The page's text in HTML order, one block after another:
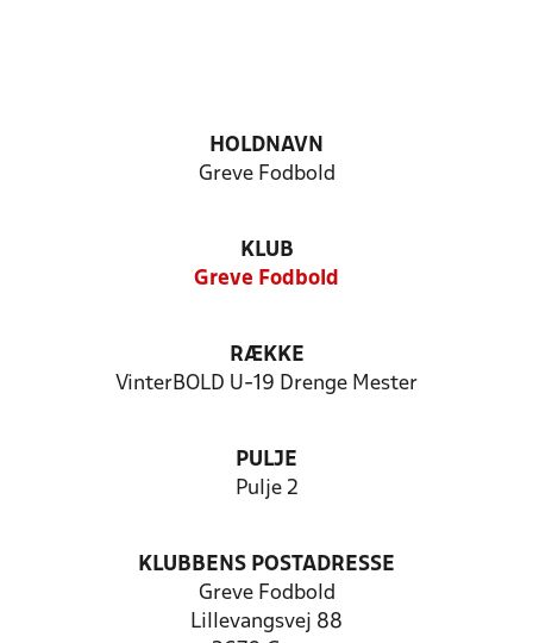
HOLDNAVN
Greve Fodbold
KLUB
Greve Fodbold
RÆKKE
VinterBOLD U-19 Drenge Mester
PULJE
Pulje 2
KLUBBENS POSTADRESSE
Greve Fodbold
Lillevangsvej 88